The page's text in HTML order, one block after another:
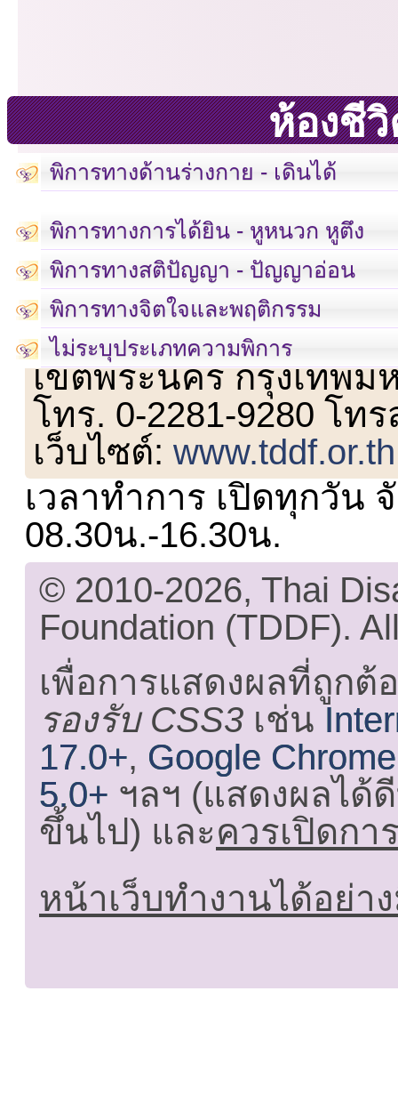
ห้องชี
พิการทางด้านร่างกาย - เดินได้
พิการทางการได้ยิน - หูหนวก หูตึง
พิการทางสติปัญญา - ปัญญาอ่อน
พิการทางจิตใจและพฤติกรรม
ไม่ระบุประเภทความพิการ
เลขที่ 23 ชั้น 2 ถนนวิ
เขตพระนคร กรุงเทพม
โทร. 0-2281-9280 โท
เว็บไซต์:www.tddf.or.th
เวลาทำการ เปิดทุกวัน
08.30น.-16.30น.
© 2010-2026, Thai
Foundation (TDDF).
เพื่อการแสดงผลที่ถูกต้
รองรับ CSS3 เช่น
17.0+, Google
5.0+ ฯลฯ (แสดงผลได้
ขึ้นไป) และควรเปิดกา
หน้าเว็บทำงานได้อย่า